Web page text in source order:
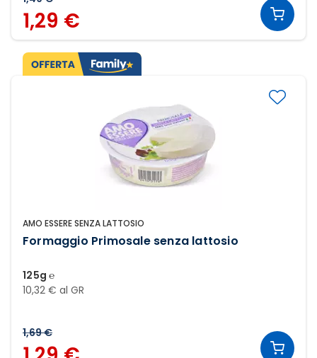
1,29 €
AMO ESSERE SENZA LATTOSIO
Formaggio Primosale senza lattosio
125g ℮
10,32 € al GR
1,69 €